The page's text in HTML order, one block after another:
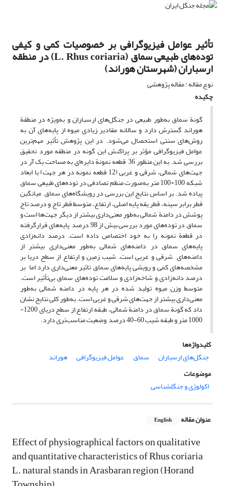
تأثیر عوامل فیزیوگرافی بر خصوصیات کمی و کیفی
توده‌های طبیعی سماق (L. Rhus coriaria) در منطقه
ارسباران (شهرستان هوراند)
نوع مقاله : مقاله پژوهشی
چکیده
گونة سماق به‌طور طبیعی در جنگل‌های ارسباران و به‌ویژه در منطقة
هوراند گسترش دارد و سالانه مقادیر زیادی میوه از پایه‌های آن به
روش‌های سنتی استحصال می‌شود. در این پژوهش تأثیر مهم‌ترین
عوامل فیزیوگرافی مؤثر بر پراکنش این گونه در منطقه مورد تحقیق
بررسی شد. به ‌این منظور 36 قطعه نمونة دایره‌ای به مساحت یک آر در
جهت‌های شمالی، شرقی و غربی (12 قطعه نمونه در هر جهت) با ابعاد
شبکه 100×100 متر به‌صورت منظم تصادفی در توده‌های طبیعی سماق
پیاده شد. بر اساس نتایج این بررسی در رویشگاه‌های سماق میانگین
قطر برابر سینه، قطر یقه پایه اصلی، ارتفاع، متوسط قطر تاج و درصد تاج‌
پوشش در دامنة شمالی به‌طور معنی‌داری بیشتر از دیگر جهت‌ها است و
سماق در توده‌های مورد بررسی بیش از 98 درصد پایه‌های قرارگرفته
در قطعة نمونه را به خود اختصاص داده ‌است. درصد دانه‌زادی
پایه‌های سماق در دامنه‌های شمالی به‌طور معنی‌داری بیشتر از
دامنه‌های شرقی و غربی است. شیب زمین و ارتفاع از سطح دریا بر
مشخصه‌های کمی و رویشی پایه‌های سماق تاثیر معنی‌داری دارد اما بر
درصد دانه‌زادی و شاخه‌زادی و سلامت توده‌های سماق بی‌تأثیر است.
متوسط وزن میوه تولید شده در هر پایه در دامنه شمالی به‌طور
معنی‌داری بیشتر از جهت‌های شرقی و غربی است. به‌طور کلی نتایج نشان
داد که گونة سماق در دامنة شمالی، طبقه ارتفاع از سطح دریای 1200-
1000 متر و طبقه شیب 60-40 درصد وضعیت مناسب‌تری دارد.
کلیدواژه‌ها
جنگل‌های ارسباران
سماق عوامل فیزیوگرافی
هوراند
موضوعات
اکولوژی و جنگلشناسی
عنوان مقاله English
Effect of physiographical factors on qualitative
and quantitative characteristics of Rhus coriaria
L. natural stands in Arasbaran region (Horand